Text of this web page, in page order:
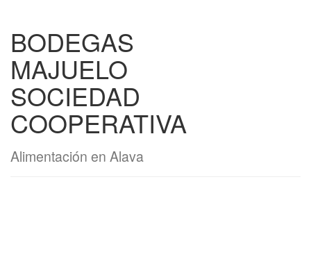
BODEGAS
MAJUELO
SOCIEDAD
COOPERATIVA
Alimentación en Alava